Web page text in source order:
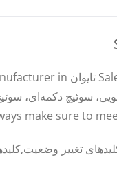
make sure to